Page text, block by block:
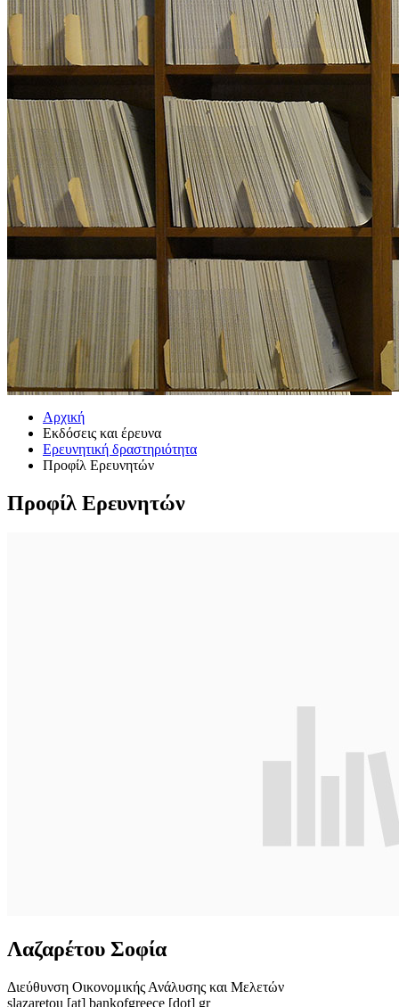
Αρχική
Εκδόσεις και έρευνα
Ερευνητική δραστηριότητα
Προφίλ Ερευνητών
Προφίλ Ερευνητών
Λαζαρέτου Σοφία
Διεύθυνση Οικονομικής Ανάλυσης και Μελετών
slazaretou [at] bankofgreece [dot] gr